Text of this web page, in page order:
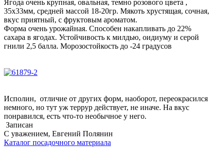
Ягода очень крупная, овальная, темно розового цвета ,
35х33мм, средней массой 18-20гр. Мякоть хрустящая, сочная,
вкус приятный, с фруктовым ароматом.
Форма очень урожайная. Способен накапливать до 22%
сахара в ягодах. Устойчивость к милдью, оидиуму и серой
гнили 2,5 балла. Морозостойкость до -24 градусов
Исполин, отличие от других форм, наоборот, переокрасился
немного, но тут уж террур действует, не иначе. На вкус
понравился, есть что-то необычное у него.
Записан
С уважением, Евгений Полянин
Каталог посадочного материала